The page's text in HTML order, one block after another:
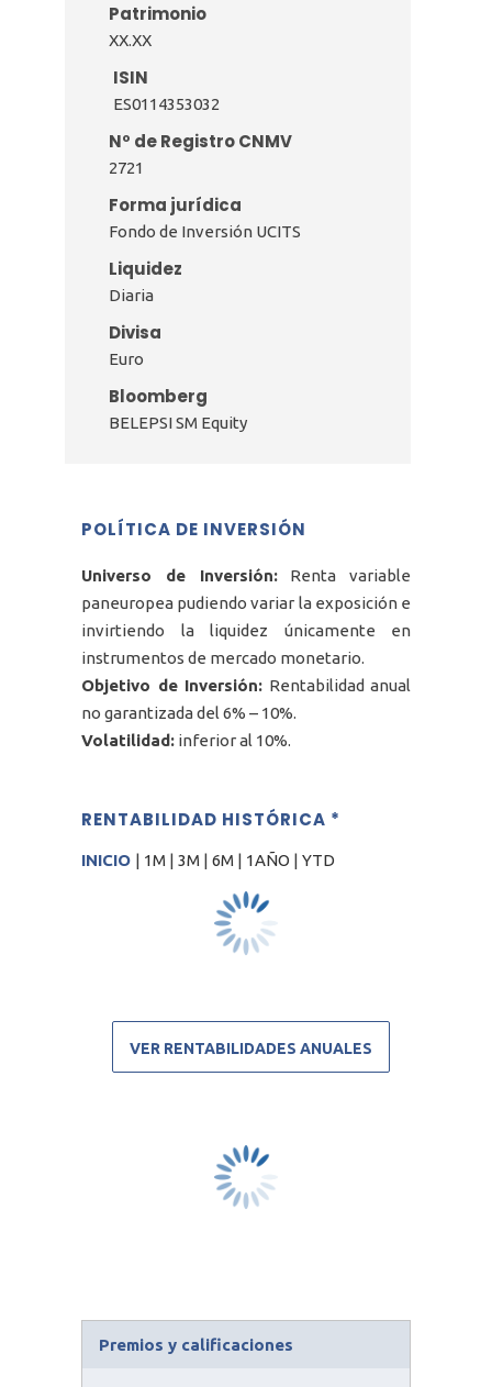
Patrimonio
24,529,857 €
ISIN
ES0114353032
Nº de Registro CNMV
2721
Forma jurídica
Fondo de Inversión UCITS
Liquidez
Diaria
Divisa
Euro
Bloomberg
BELEPSI SM Equity
POLÍTICA DE INVERSIÓN
Universo de Inversión:Renta variable
paneuropea pudiendo variar la exposición e
invirtiendo la liquidez únicamente en
instrumentos de mercado monetario.
Objetivo de Inversión: Rentabilidad anual
no garantizada del 6% – 10%.
Volatilidad: inferior al 10%.
RENTABILIDAD HISTÓRICA *
INICIO | 1M | 3M | 6M | 1AÑO | YTD
VER RENTABILIDADES ANUALES
Premios y calificaciones